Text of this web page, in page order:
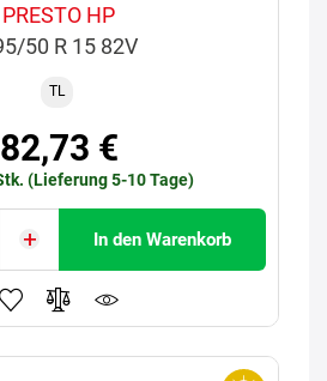
PRESTO HP
50 R 15 82V
TL
82,73 €
(Lieferung 5-10 Tage)
In den Warenkorb